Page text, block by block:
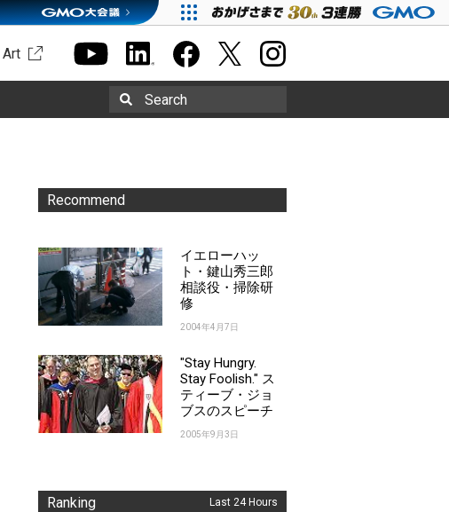
Art
Search
Recommend
イエローハッ
ト・鍵山秀三郎
相談役・掃除研
修
2004年4月7日
"Stay Hungry.
Stay Foolish." ス
ティーブ・ジョ
ブスのスピーチ
2005年9月3日
Ranking Last 24 Hours